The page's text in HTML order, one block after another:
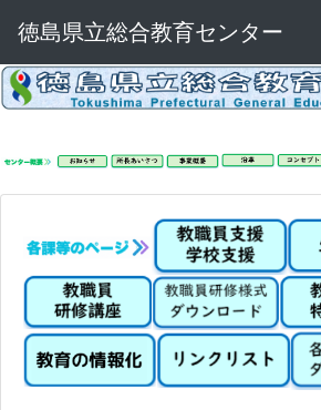
徳島県立総合教育センター